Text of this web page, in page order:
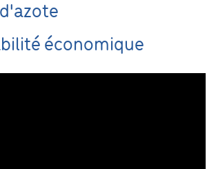
économique